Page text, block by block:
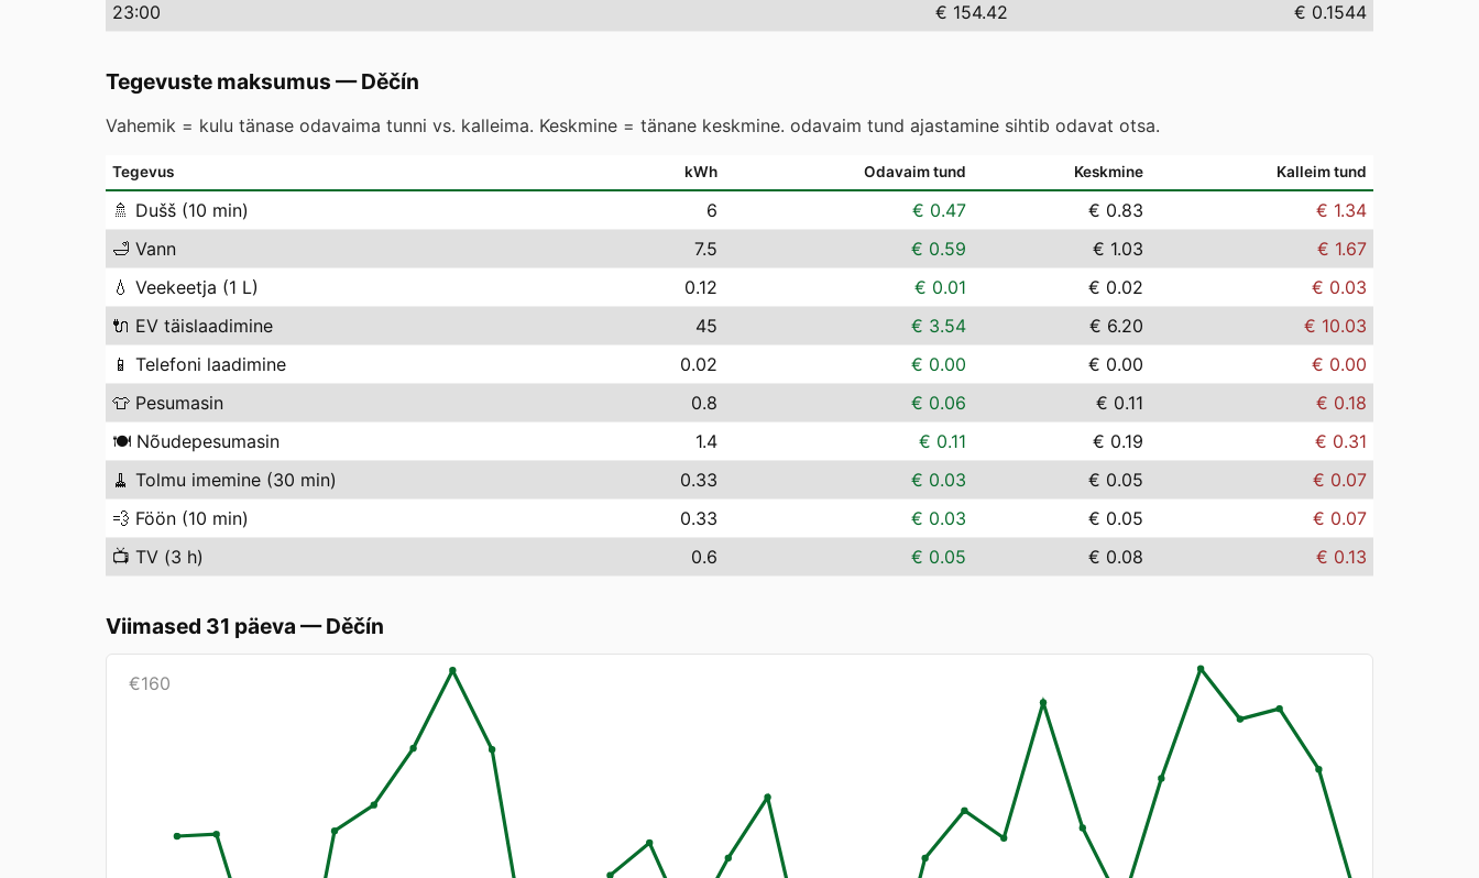
23:00 € 154.42 € 0.1544
Tegevuste maksumus —Děčín
Vahemik = kulu tänase odavaima tunni vs. kalleima. Keskmine = tänane keskmine. odavaim tund ajastamine sihtib odavat otsa.
Tegevus kWh Odavaim tund Keskmine Kalleim tund
🚿 Dušš (10 min) 6 € 0.47 € 0.83
€ 1.34
🛁 Vann 7.5 € 0.59 € 1.03
€ 1.67
💧 Veekeetja (1 L) 0.12 € 0.01 € 0.02
€ 0.03
🔌 EV täislaadimine 45 € 3.54 € 6.20
€ 10.03
📱 Telefoni laadimine 0.02 € 0.00 € 0.00
€ 0.00
👕 Pesumasin 0.8 € 0.06 € 0.11
€ 0.18
🍽️ Nõudepesumasin 1.4 € 0.11 € 0.19
€ 0.31
🧹 Tolmu imemine (30 min) 0.33 € 0.03 € 0.05
€ 0.07
💨 Föön (10 min) 0.33 € 0.03 € 0.05
€ 0.07
📺 TV (3 h) 0.6 € 0.05 € 0.08 € 0.13
Viimased 31 päeva —Děčín
€160